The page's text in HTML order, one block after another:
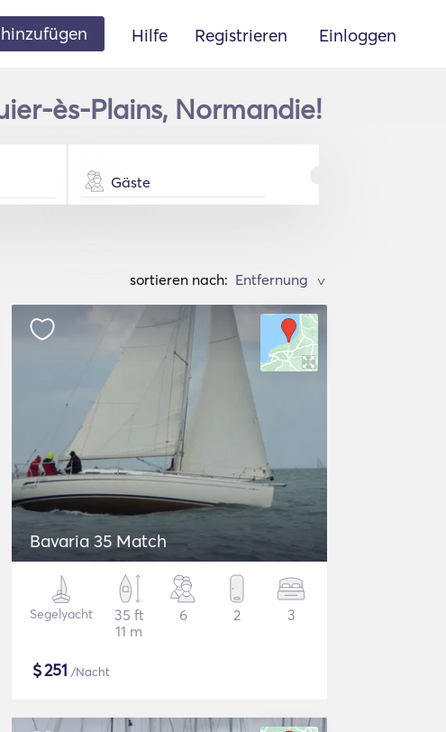
Hilfe Registrieren Einloggen
ès-Plains, Normandie!
Gäste
sortieren nach: >
Bavaria 35 Match
Segelyacht
35 ft
11 m
6 2 3
$251 /Nacht